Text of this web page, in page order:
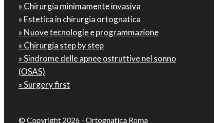
» Chirurgia minimamente invasiva
» Estetica in chirurgia ortognatica
» Nuove tecnologie e programmazione
» Chirurgia step by step
» Sindrome delle apnee ostruttive nel sonno
(OSAS)
» Surgery first
© Copyright 2026 - Ortognatica Roma